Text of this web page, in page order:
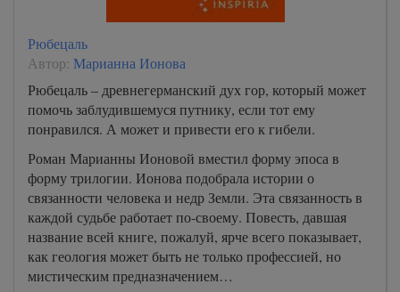
Рюбецаль
Автор: Марианна Ионова
Рюбецаль – древнегерманский дух гор, который может
помочь заблудившемуся путнику, если тот ему
понравился. А может и привести его к гибели.
Роман Марианны Ионовой вместил форму эпоса в
форму трилогии. Ионова подобрала истории о
связанности человека и недр Земли. Эта связанность в
каждой судьбе работает по-своему. Повесть, давшая
название всей книге, пожалуй, ярче всего показывает,
как геология может быть не только профессией, но
мистическим предназначением…